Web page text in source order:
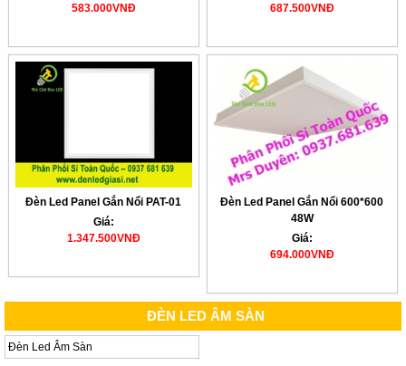
583.000VNĐ
687.500VNĐ
Đèn Led Panel Gắn Nổi PAT-01
Giá:
1.347.500VNĐ
Đèn Led Panel Gắn Nổi 600*600
48W
Giá:
694.000VNĐ
ĐÈN LED ÂM SÀN
Đèn Led Âm Sàn